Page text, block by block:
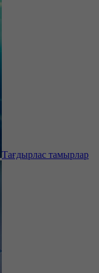
Тағдырлас тамырлар